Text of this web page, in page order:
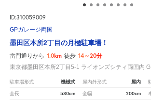
ID:310059009
GPガレージ両国
墨田区本所2丁目の月極駐車場！
雷門通りから 1.0km 徒歩 14～20分
東京都墨田区本所2丁目5-1 ライオンズシティ両国内
駐車場形式 機械式 屋内外形式 屋内
全長 530cm 全幅 200cm